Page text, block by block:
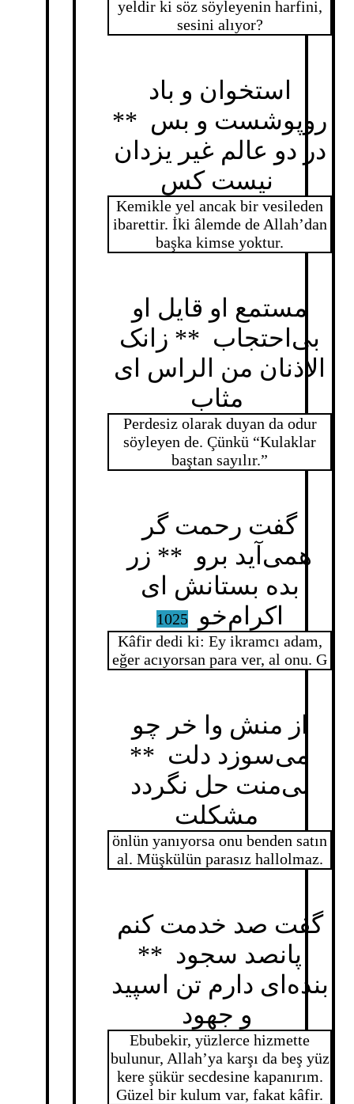
yeldir ki söz söyleyenin harfini,
sesini alıyor?
استخوان و باد
روپوشست و بس **
در دو عالم غیر یزدان
Kemikle yel ancak bir vesileden
ibarettir. İki âlemde de Allah’dan
başka kimse yoktur.
مستمع او قایل او
بی‌احتجاب ** زانک
الاذنان من الراس ای
Perdesiz olarak duyan da odur
söyleyen de. Çünkü “Kulaklar
baştan sayılır.”
گفت رحمت گر
همی‌آید برو ** زر
بده بستانش ای
اکرام‌خو
1025
Kâfir dedi ki: Ey ikramcı adam,
eğer acıyorsan para ver, al onu. G
از منش وا خر چو
می‌سوزد دلت **
بی‌منت حل نگردد
önlün yanıyorsa onu benden satın
al. Müşkülün parasız hallolmaz.
گفت صد خدمت کنم
پانصد سجود **
بنده‌ای دارم تن اسپید
Ebubekir, yüzlerce hizmette
bulunur, Allah’ya karşı da beş yüz
kere şükür secdesine kapanırım.
Güzel bir kulum var, fakat kâfir.